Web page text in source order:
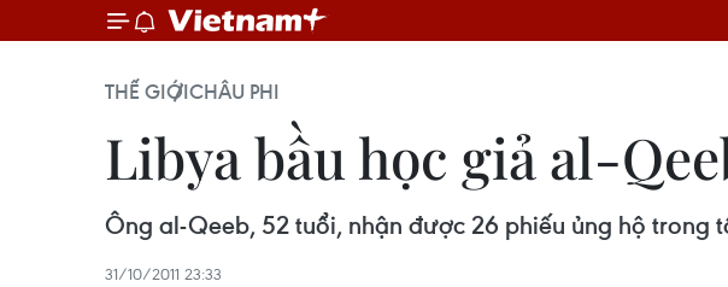
THẾ GIỚICHÂU PHI
Libya bầu học giả al-
Ông al-Qeeb, 52 tuổi, nhận được 26 phiếu ủng hộ trong
31/10/2011 23:33